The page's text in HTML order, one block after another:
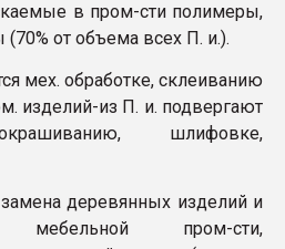
в пром-сти полимеры,
от объема всех П. и.).
мех. обработке, склеиванию
изделий-из П. и. подвергают
шлифовке,
деревянных изделий и
пром-сти,